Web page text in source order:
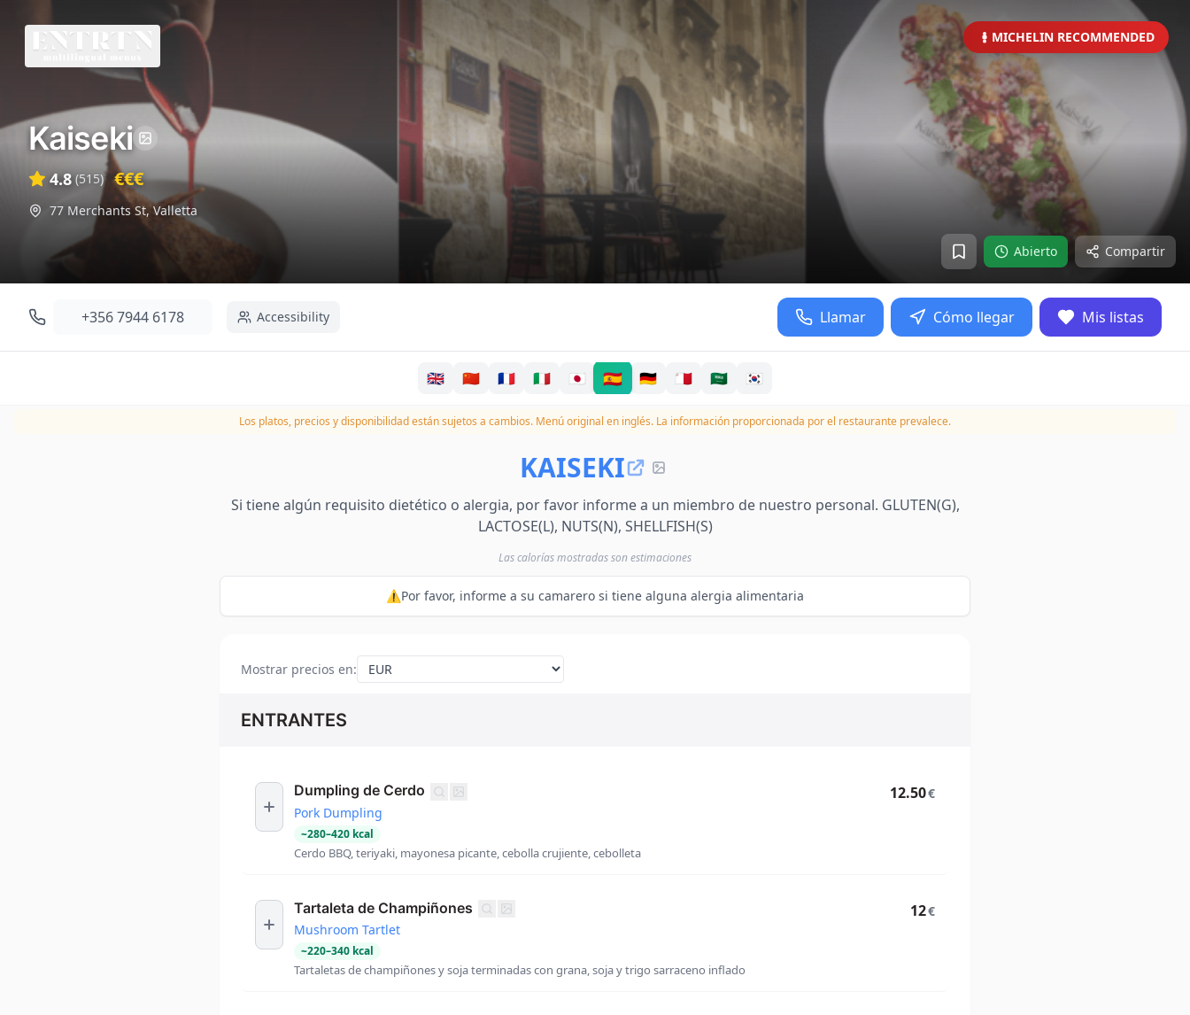
MICHELIN RECOMMENDED
Abierto Compartir
Kaiseki
4.8 (515) €€€
77 Merchants St,Valletta
+356 7944 6178 Accessibility Llamar Cómo llegar Mis listas
🇬🇧 🇨🇳 🇫🇷 🇮🇹 🇯🇵 🇪🇸 🇩🇪 🇲🇹 🇸🇦 🇰🇷
Los platos, precios y disponibilidad están sujetos a cambios. Menú original en inglés. La información proporcionada por el restaurante prevalece.
KAISEKI
Si tiene algún requisito dietético o alergia, por favor informe a un miembro de nuestro personal. GLUTEN(G),
LACTOSE(L), NUTS(N), SHELLFISH(S)
Las calorías mostradas son estimaciones
⚠️Por favor, informe a su camarero si tiene alguna alergia alimentaria
Mostrar precios en:
ENTRANTES
Dumpling de Cerdo
Pork Dumpling
~280–420 kcal
Cerdo BBQ, teriyaki, mayonesa picante, cebolla crujiente, cebolleta
12.50€
Tartaleta de Champiñones
Mushroom Tartlet
~220–340 kcal
Tartaletas de champiñones y soja terminadas con grana, soja y trigo sarraceno inflado
12€